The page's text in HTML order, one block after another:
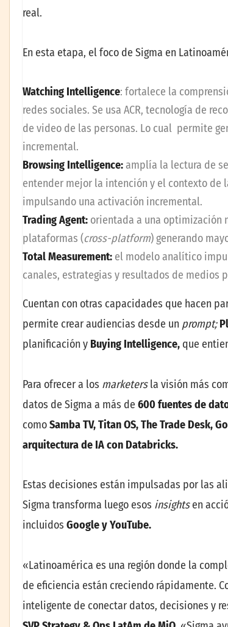
real.
En esta etapa, el foco de Sigma en
Watching Intelligence: fortalece la
redes sociales. Se usa ACR, tecnología de
de video de las personas. Lo cual permite
incremental.
Browsing Intelligence:amplía la lectura de
entender mejor la intención y el contexto de
impulsando una activación incremental.
Trading Agent: orientada a una optimización
plataformas (cross-platform) generando
Total Measurement: el modelo analítico
canales, estrategias y resultados de medios
Cuentan con otras capacidades que hacen
permite crear audiencias desde un prompt;
planificación y Buying Intelligence, que
Para ofrecer a los marketersla visión más
datos de Sigma a más de 600 fuentes de
comoSamba TV, Titan OS, The Trade Desk,
arquitectura de IA con Databricks.
Estas decisiones están impulsadas por las
Sigma transforma luego esos insightsen
incluidos Google y YouTube.
«Latinoamérica es una región donde la
de eficiencia están creciendo rápidamente.
inteligente de conectar datos, decisiones y